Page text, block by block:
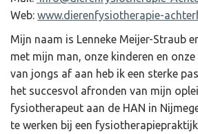
Web: www.dierenfysiotherapie-
​Mijn naam is Lenneke Meijer-Straub
met mijn man, onze kinderen en
van jongs af aan heb ik een sterke
het succesvol afronden van mijn
fysiotherapeut aan de HAN in
te werken bij een